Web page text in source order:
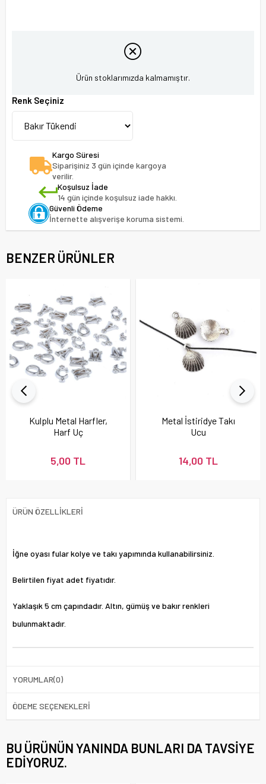
Ürün stoklarımızda kalmamıştır.
Renk Seçiniz
Kargo Süresi
Siparişiniz 3 gün içinde kargoya
verilir.
Koşulsuz İade
14 gün içinde koşulsuz iade hakkı.
Güvenli Ödeme
İnternette alışverişe koruma sistemi.
BENZER ÜRÜNLER
Kulplu Metal Harfler,
Harf Uç
5,00 TL
Metal İstiridye Takı
Ucu
14,00 TL
ÜRÜN ÖZELLIKLERI
İğne oyası fular kolye ve takı yapımında kullanabilirsiniz.
Belirtilen fiyat adet fiyatıdır.
Yaklaşık 5 cm çapındadır. Altın, gümüş ve bakır renkleri
bulunmaktadır.
YORUMLAR(0)
ÖDEME SEÇENEKLERI
BU ÜRÜNÜN YANINDA BUNLARI DA TAVSIYE
EDIYORUZ.